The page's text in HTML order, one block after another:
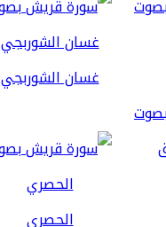
غسان الشوربجي
الحصري